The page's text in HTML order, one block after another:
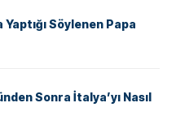
Söylenen Papa
Sonra İtalya’yı Nasıl